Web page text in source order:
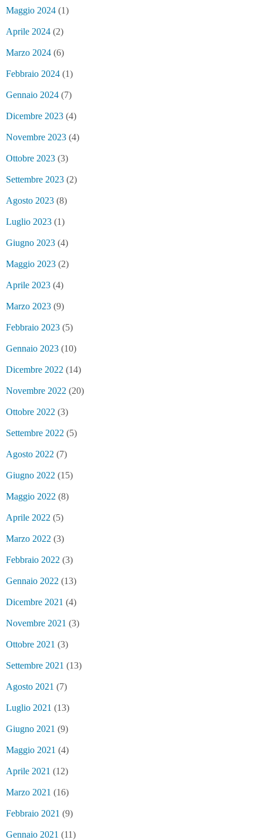
Maggio 2024 (1)
Aprile 2024 (2)
Marzo 2024 (6)
Febbraio 2024 (1)
Gennaio 2024 (7)
Dicembre 2023 (4)
Novembre 2023 (4)
Ottobre 2023 (3)
Settembre 2023 (2)
Agosto 2023 (8)
Luglio 2023 (1)
Giugno 2023 (4)
Maggio 2023 (2)
Aprile 2023 (4)
Marzo 2023 (9)
Febbraio 2023 (5)
Gennaio 2023 (10)
Dicembre 2022 (14)
Novembre 2022 (20)
Ottobre 2022 (3)
Settembre 2022 (5)
Agosto 2022 (7)
Giugno 2022 (15)
Maggio 2022 (8)
Aprile 2022 (5)
Marzo 2022 (3)
Febbraio 2022 (3)
Gennaio 2022 (13)
Dicembre 2021 (4)
Novembre 2021 (3)
Ottobre 2021 (3)
Settembre 2021 (13)
Agosto 2021 (7)
Luglio 2021 (13)
Giugno 2021 (9)
Maggio 2021 (4)
Aprile 2021 (12)
Marzo 2021 (16)
Febbraio 2021 (9)
Gennaio 2021 (11)